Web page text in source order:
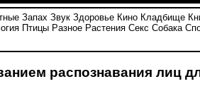
Запах Звук Здоровье Кино Кладбище
Птицы Разное Растения Секс Собака
распознавания лиц